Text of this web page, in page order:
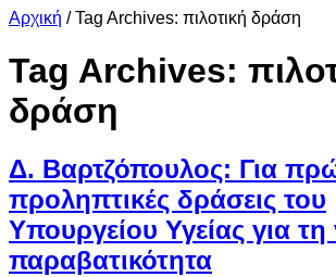
Αρχική / Tag Archives: πιλοτική δράση
Tag Archives:
δράση
Δ. Βαρτζόπουλος: Για
προληπτικές δράσεις του
Υπουργείου Υγείας για τη
παραβατικότητα